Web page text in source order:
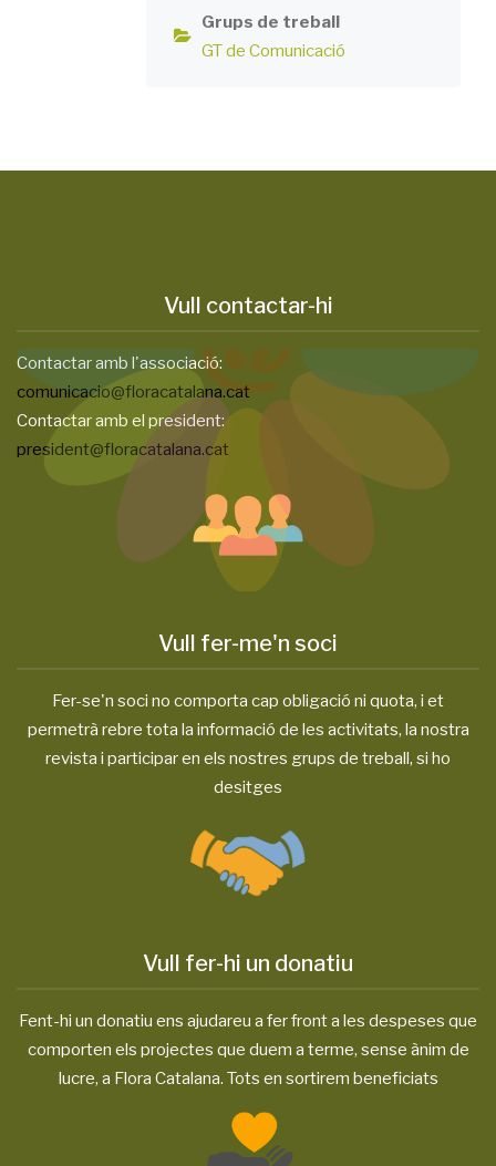
Grups de treball
GT de Comunicació
Vull contactar-hi
Contactar amb l'associació:
comunicacio@floracatalana.cat
Contactar amb el president:
president@floracatalana.cat
Vull fer-me'n soci
Fer-se'n soci no comporta cap obligació ni quota, i et
permetrà rebre tota la informació de les activitats, la nostra
revista i participar en els nostres grups de treball, si ho
desitges
Vull fer-hi un donatiu
Fent-hi un donatiu ens ajudareu a fer front a les despeses que
comporten els projectes que duem a terme, sense ànim de
lucre, a Flora Catalana. Tots en sortirem beneficiats